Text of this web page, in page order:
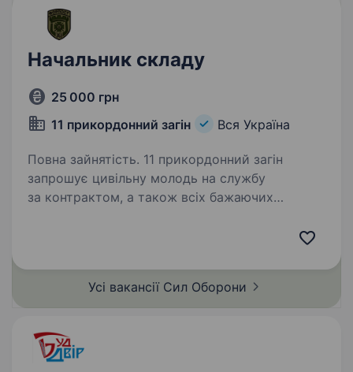
Начальник складу
25 000 грн
11 прикордонний загін
Вся Україна
Повна зайнятість. 11 прикордонний загін
запрошує цивільну молодь на службу
за контрактом, а також всіх бажаючих
Усі вакансії Сил Оборони